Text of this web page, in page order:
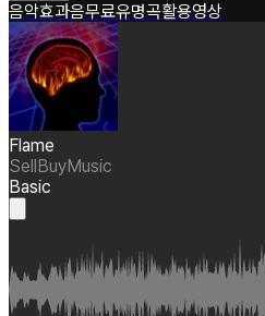
음악효과음무료유명곡활용영상
Flame
SellBuyMusic
Basic